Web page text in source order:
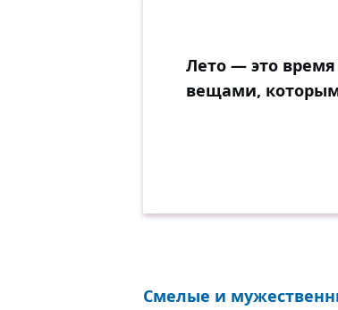
Лето — это
вещами,
Смелые и